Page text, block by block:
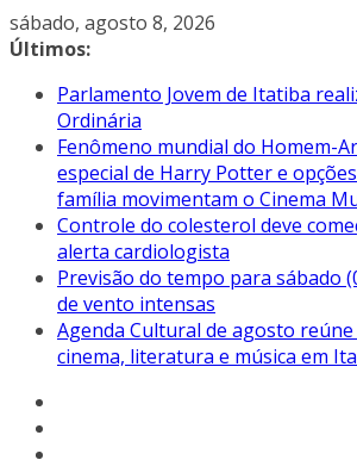
Pular
para
conteúdo
sábado, agosto 8, 2026
Últimos:
Parlamento Jovem de Itatiba
Ordinária
Fenômeno mundial do Homem-
especial de Harry Potter e
família movimentam o Cinema
Controle do colesterol deve
alerta cardiologista
Previsão do tempo para sábado
de vento intensas
Agenda Cultural de agosto reúne
cinema, literatura e música em